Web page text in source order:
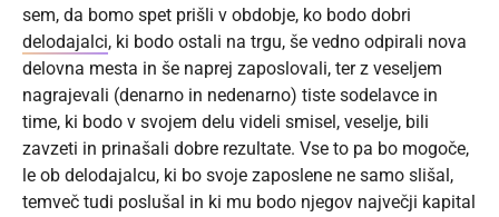
sem, da bomo spet prišli v obdobje, ko bodo dobri
delodajalci, ki bodo ostali na trgu, še vedno odpirali nova
delovna mesta in še naprej zaposlovali, ter z veseljem
nagrajevali (denarno in nedenarno) tiste sodelavce in
time, ki bodo v svojem delu videli smisel, veselje, bili
zavzeti in prinašali dobre rezultate. Vse to pa bo mogoče,
le ob delodajalcu, ki bo svoje zaposlene ne samo slišal,
temveč tudi poslušal in ki mu bodo njegov največji kapital